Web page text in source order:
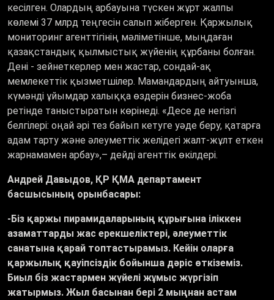
кесілген. Олардың арбауына түскен жұрт жалпы
көлемі 37 млрд теңгесін салып жіберген. Қаржылық
мониторинг агенттігінің мәліметінше, мыңдаған
қазақстандық қылмыстық жүйенің құрбаны болған.
Дені - зейнеткерлер мен жастар, сондай-ақ
мемлекеттік қызметшілер. Мамандардың айтуынша,
күмәнді ұйымдар халыққа өздерін бизнес-жоба
ретінде таныстыратын көрінеді. «Десе де негізгі
белгілері: оңай әрі тез байып кетуге уәде беру, қатарға
адам тарту және әлеуметтік желідегі жалт-жұлт еткен
жарнамамен арбау»,– дейді агенттік өкілдері.
Андрей Давыдов, ҚР ҚМА департамент
басшысының орынбасары:
-Біз қаржы пирамидаларының құрығына іліккен
азаматтарды жас ерекшеліктері, әлеуметтік
санатына қарай топтастырамыз. Кейін оларға
қаржылық қауіпсіздік бойынша дәріс өткіземіз.
Биыл біз жастармен жүйелі жұмыс жүргізіп
жатырмыз. Жыл басынан бері 2 мыңнан астам